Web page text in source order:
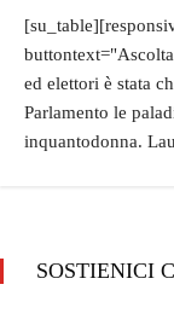
ed elettori è stata
Parlamento le
inquantodonna.
SOSTIENICI